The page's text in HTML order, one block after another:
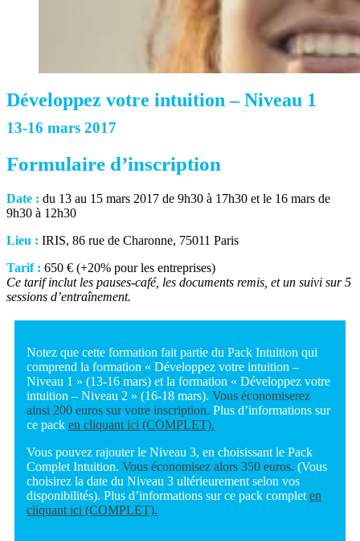
Développez votre intuition – Niveau 1
13-16 mars 2017
Formulaire d’inscription
Date : du 13 au 15 mars 2017 de 9h30 à 17h30 et le 16 mars de
9h30 à 12h30
Lieu : IRIS, 86 rue de Charonne, 75011 Paris
Tarif : 650 € (+20% pour les entreprises)
Ce tarif inclut les pauses-café, les documents remis, et un suivi sur 5
sessions d’entraînement.
Notez que cette formation fait partie du Pack Intuition qui
comprend la formation « Développez votre intuition –
Niveau 1 » (13-16 mars) et la formation « Développez votre
intuition – Niveau 2 » (16-18 mars). Vous économiserez
ainsi 200 euros sur votre inscription. Plus d’informations sur
ce pack en cliquant ici (COMPLET).
Vous pouvez rajouter le Niveau 3, en choisissant le Pack
Complet Intuition. Vous économisez alors 350 euros. (Vous
choisirez la date du Niveau 3 ultérieurement selon vos
disponibilités). Plus d’informations sur ce pack complet en
cliquant ici (COMPLET).